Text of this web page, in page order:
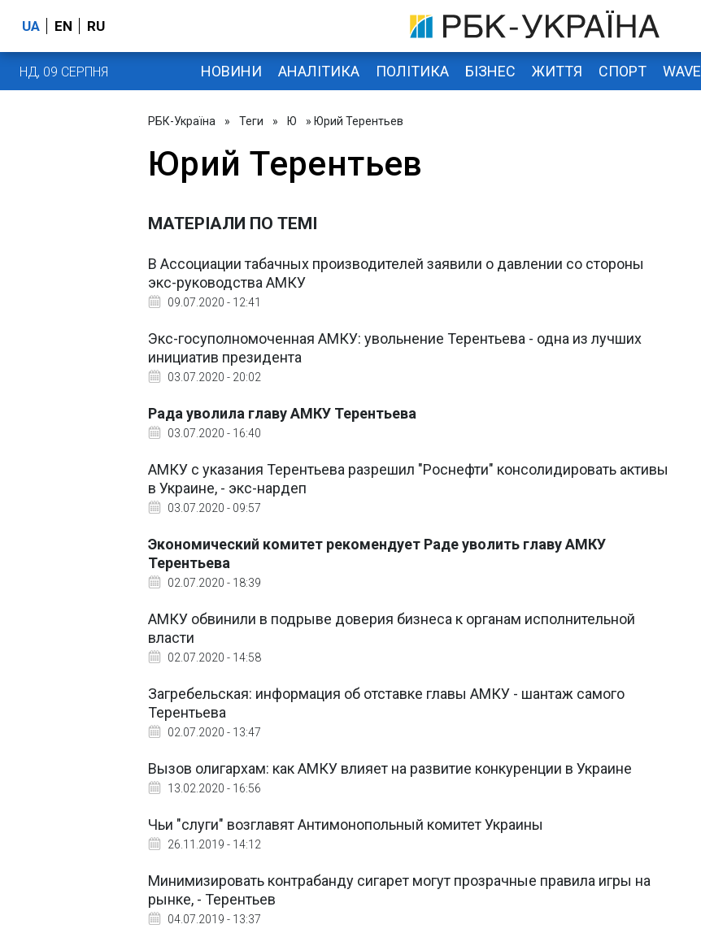
UA EN RU
НД, 09 СЕРПНЯ НОВИНИ АНАЛІТИКА ПОЛІТИКА БІЗНЕС ЖИТТЯ СПОРТ WAVE
РБК-Україна » Теги » Ю » Юрий Терентьев
Юрий Терентьев
МАТЕРІАЛИ ПО ТЕМІ
В Ассоциации табачных производителей заявили о давлении со стороны
экс-руководства АМКУ
09.07.2020 - 12:41
Экс-госуполномоченная АМКУ: увольнение Терентьева - одна из лучших
инициатив президента
03.07.2020 - 20:02
Рада уволила главу АМКУ Терентьева
03.07.2020 - 16:40
АМКУ с указания Терентьева разрешил "Роснефти" консолидировать активы
в Украине, - экс-нардеп
03.07.2020 - 09:57
Экономический комитет рекомендует Раде уволить главу АМКУ
Терентьева
02.07.2020 - 18:39
АМКУ обвинили в подрыве доверия бизнеса к органам исполнительной
власти
02.07.2020 - 14:58
Загребельская: информация об отставке главы АМКУ - шантаж самого
Терентьева
02.07.2020 - 13:47
Вызов олигархам: как АМКУ влияет на развитие конкуренции в Украине
13.02.2020 - 16:56
Чьи "слуги" возглавят Антимонопольный комитет Украины
26.11.2019 - 14:12
Минимизировать контрабанду сигарет могут прозрачные правила игры на
рынке, - Терентьев
04.07.2019 - 13:37